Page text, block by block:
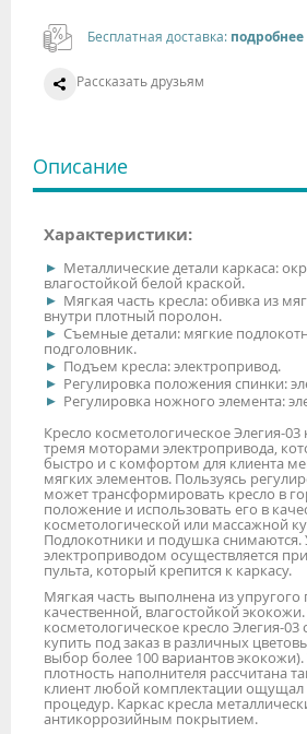
Бесплатная доставка: подробнее
Рассказать друзьям
Описание
Характеристики:
Металлические детали каркаса:
влагостойкой белой краской.
Мягкая часть кресла: обивка из
внутри плотный поролон.
Съемные детали: мягкие
подголовник.
Подъем кресла: электропривод.
Регулировка положения спинки:
Регулировка ножного элемента:
Кресло косметологическое Элегия-03
тремя моторами электропривода,
быстро и с комфортом для клиента
мягких элементов. Пользуясь
может трансформировать кресло в
положение и использовать его в
косметологической или массажной
Подлокотники и подушка снимаются.
электроприводом осуществляется
пульта, который крепится к каркасу.
Мягкая часть выполнена из упругого
качественной, влагостойкой
косметологическое кресло Элегия-
купить под заказ в различных
выбор более 100 вариантов
плотность наполнителя рассчитана
клиент любой комплектации
процедур. Каркас кресла
антикоррозийным покрытием.